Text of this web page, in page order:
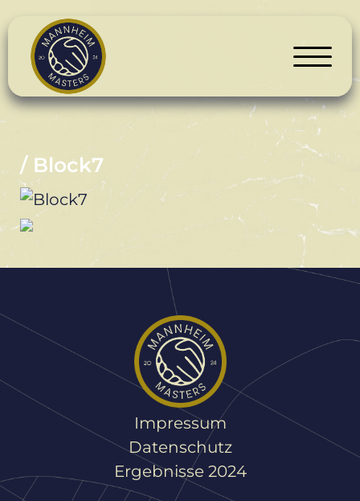
/ Block7
Impressum
Datenschutz
Ergebnisse 2024